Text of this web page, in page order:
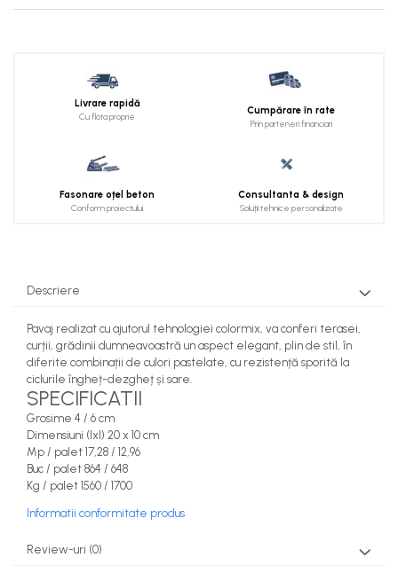
Livrare rapidă
Cu flota proprie
Cumpărare în rate
Prin parteneri financiari
Fasonare oțel beton
Conform proiectului
Consultanta & design
Soluții tehnice personalizate
Descriere
Pavaj realizat cu ajutorul tehnologiei colormix, va conferi terasei,
curții, grădinii dumneavoastră un aspect elegant, plin de stil, în
diferite combinații de culori pastelate, cu rezistență sporită la
ciclurile îngheț-dezgheț și sare.
SPECIFICATII
Grosime 4 / 6 cm
Dimensiuni (lxl) 20 x 10 cm
Mp / palet 17,28 / 12,96
Buc / palet 864 / 648
Kg / palet 1560 / 1700
Informatii conformitate produs
Review-uri (0)